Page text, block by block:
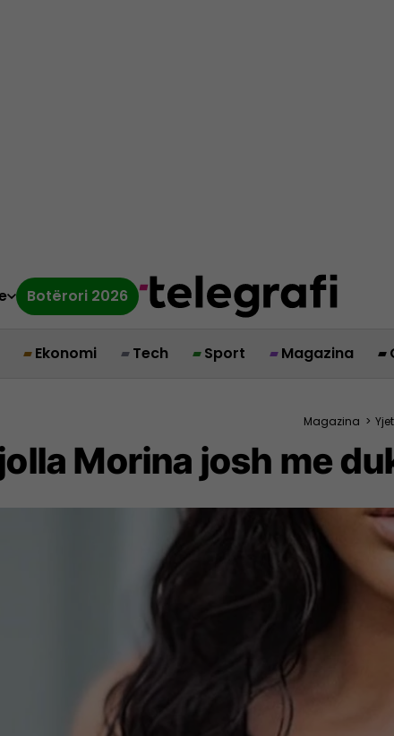
Botërori 2026
Ekonomi Tech Sport Magazina
Magazina > Yjet
Morina josh me